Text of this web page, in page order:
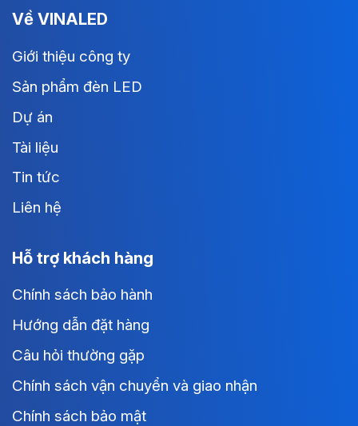
Về VINALED
Giới thiệu công ty
Sản phẩm đèn LED
Dự án
Tài liệu
Tin tức
Liên hệ
Hỗ trợ khách hàng
Chính sách bảo hành
Hướng dẫn đặt hàng
Câu hỏi thường gặp
Chính sách vận chuyển và giao nhận
Chính sách bảo mật